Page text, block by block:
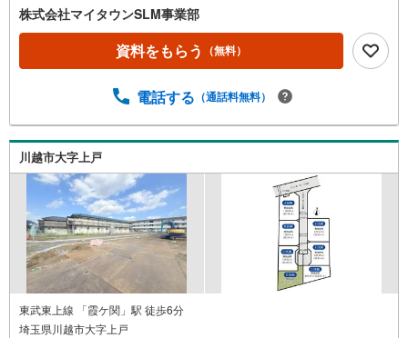
いづくりをお楽しみいただけます。小学校やスーパーが徒
歩10分以内に揃い、子育て世代にもおすすめのロケーショ
ン。現地の陽当たりや街並みをぜひご覧ください。ぜひ
「現地見学（無料）」をクリックして、ご確認ください！
ん、周辺環境についても詳しくご説明いたします。事前に
にしっかりとご説明させていただきます。■営業時間AM9:0
0～PM20:00定休日火曜日・水曜日営業時間内でのお電話で
のお問い合わせがスムーズです。お気軽にマイタウンふじ
み野店までお問い合わせ下さい。
株式会社マイタウンSLM事業部
資料をもらう （無料）
電話する （通話料無料）
川越市大字上戸
東武東上線 「霞ケ関」駅 徒歩6分
埼玉県川越市大字上戸